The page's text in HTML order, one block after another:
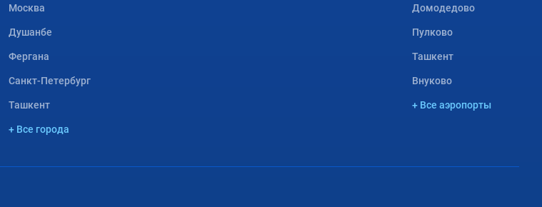
Москва
Душанбе
Фергана
Санкт-Петербург
Ташкент
+ Все города
Домодедово
Пулково
Ташкент
Внуково
+ Все аэропорты